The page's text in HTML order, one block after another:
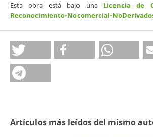
Esta obra está bajo una Licencia de
Reconocimiento-Nocomercial-
Artículos más leídos del mismo